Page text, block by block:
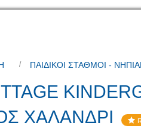
ΠΑΙΔΙΚΟΙ ΣΤΑΘΜΟΙ -
ΧΑΛΑΝΔΡΙ